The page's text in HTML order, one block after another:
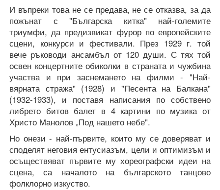
И въпреки това не се предава, не се отказва, за да
пожънат с "Българска китка" най-големите
триумфи, да предизвикат фурор по европейските
сцени, конкурси и фестивали. През 1929 г. той
вече ръководи ансамбъл от 120 души. С тях той
освен концертните обиколки в страната и чужбина
участва и при заснемането на филми - "Най-
вярната стража" (1928) и "Песента на Балкана"
(1932-1933), и поставя написания по собствено
либрето битов балет в 4 картини по музика от
Христо Манолов „Под нашето небе".
Но онези - най-първите, които му се доверяват и
споделят неговия ентусиазъм, цели и оптимизъм и
осъществяват първите му хореографски идеи на
сцена, са началото на българското танцово
фолклорно изкуство.